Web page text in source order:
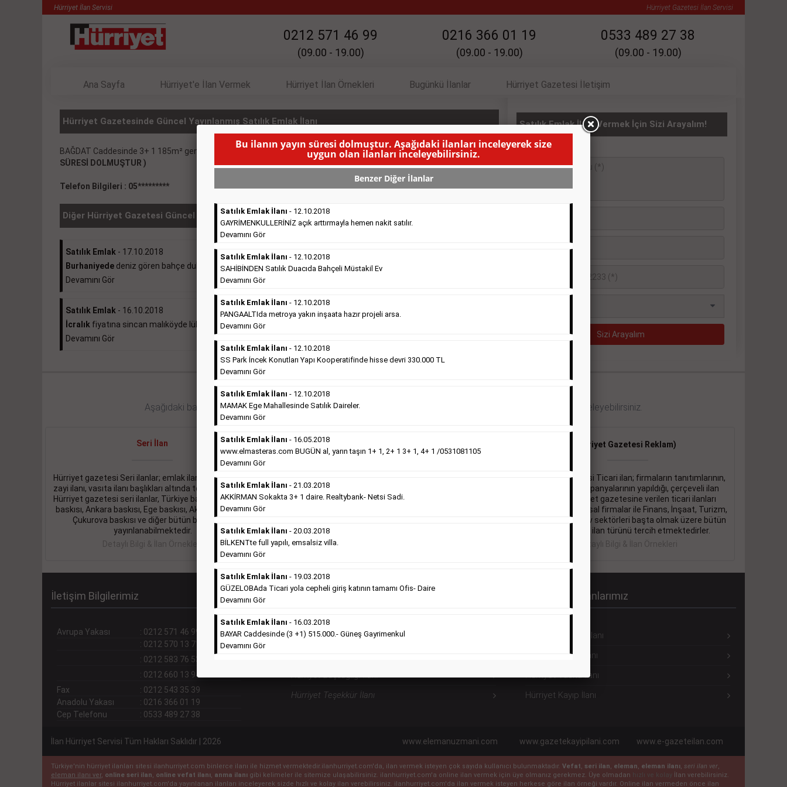
Hürriyet İlan Servisi Hürriyet Gazetesi İlan Servisi
0212 571 46 99
(09.00 - 19.00)
0216 366 01 19
(09.00 - 19.00)
0533 489 27 38
(09.00 - 19.00)
Ana Sayfa Hürriyet'e İlan Vermek Hürriyet İlan Örnekleri Bugünkü İlanlar Hürriyet Gazetesi İletişim
Hürriyet Gazetesinde Güncel Yayınlanmış Satılık Emlak İlanı
BAĞDAT Caddesinde 3+ 1 185m² geniş salonlu köşe daire otoparklı asansörlü $- GYD:( BU İLANIN YAYINLANMA
SÜRESİ DOLMUŞTUR )
Telefon Bilgileri : 05*********
Diğer Hürriyet Gazetesi Güncel İlanlar
Satılık Emlak - 17.10.2018
Burhaniyede deniz gören bahçe dubleksi 370.000e ...
Devamını Gör
Belediyesitesinde süper kelepir 415.000e ...
Satılık Emlak - 16.10.2018
İcralık fiyatına sincan malıköyde lüks daire ...
Devamını Gör
Satılık Emlak - 12.10.2018
Satılık Emlak İlanı Vermek İçin Sizi Arayalım!
Aşağıdaki bağlantıları takip ederek Hürriyet gazetesi ilan türleri hakkında detaylara ulaşabilir, ilan örneklerini inceleyebilirsiniz.
Seri İlan
Hürriyet gazetesi Seri ilanlar; emlak ilanı, eleman ilanı,
zayi ilanı, vasıta ilanı başlıkları altında toplanmaktadır.
Hürriyet gazetesi seri ilanlar, Türkiye baskısı, İstanbul
baskısı, Ankara baskısı, Ege baskısı, Akdeniz baskısı,
Çukurova baskısı ve diğer bütün bölgelerde
yayınlanabilmektedir.
Detaylı Bilgi & İlan Örnekleri
Sosyal İlan
türü altında vefat ilanı anma ilan, başsağlığı ilanı,
teşekkür ilanı vb. ilan türleri toplanmaktadır. Ticari
(Hürriyet Gazetesi Reklam)
Hürriyet gazetesi Ticari ilan; firmaların tanıtımlarının,
duyuru ve kampanyalarının yapıldığı, çerçeveli ilan
çeşididir.Hüriyet gazetesine verilen ticari ilanları
genellikle kurumsal firmalar ile Finans, İnşaat, Turizm,
Eğitim, Otomotiv sektörleri başta olmak üzere bütün
sektörler bu ilan türünü tercih etmektedirler.
Detaylı Bilgi & İlan Örnekleri
İletişim Bilgilerimiz
Avrupa Yakası : 0212 571 46 99 (pbx)
: 0212 570 13 71
: 0212 583 76 53
: 0212 660 13 94
Fax
: 0212 543 35 39
Anadolu Yakası
: 0216 366 01 19
Cep Telefonu
: 0533 489 27 38
Hürriyet Sosyal İlanlarımız
Hürriyet Vefat İlanı
Hürriyet Başsağlığı İlanı
Hürriyet Teşekkür İlanı
Hürriyet Seri İlanlarımız
Hürriyet Eleman İlanı
Hürriyet Emlak İlanı
Hürriyet Vasıta İlanı
Hürriyet Kayıp İlanı
İlan Hürriyet Servisi Tüm Hakları Saklıdır | 2026 www.elemanuzmani.com www.gazetekayipilani.com www.e-gazeteilan.com
Türkiye'nin hürriyet ilanları sitesi ilanhurriyet.com binlerce ilanı ile hizmet vermektedir.ilanhurriyet.com'da, ilan vermek isteyen çok sayıda kullanıcı bulunmaktadır. Vefat, seri ilan, eleman, eleman ilanı, seri ilan ver,
eleman ilanı ver, online seri ilan, online vefat ilanı, anma ilanı gibi kelimeler ile sitemize ulaşabilirsiniz. ilanhurriyet.com'a online ilan vermek için üye olmanız gerekmez. Üye olmadan
İlan verebilirsiniz.
Hürriyet ilanlar sitesi ilanhurriyet.com'da yayınlanan ilanları inceleyerek sizde hızlı ve kolay ilan verebilirsiniz. ilanhurriyet.com'da ilan vermek isteyen herkese göre ilan örneği vardır. Online ilan vermeden önce ilan
Bu ilanın yayın süresi dolmuştur. Aşağıdaki ilanları inceleyerek size
uygun olan ilanları inceleyebilirsiniz.
Benzer Diğer İlanlar
Satılık Emlak İlanı - 12.10.2018
GAYRİMENKULLERİNİZ açık arttırmayla hemen nakit satılır.
Devamını Gör
Satılık Emlak İlanı - 12.10.2018
SAHİBİNDEN Satılık Duacıda Bahçeli Müstakil Ev
Devamını Gör
Satılık Emlak İlanı - 12.10.2018
PANGAALTIda metroya yakın inşaata hazır projeli arsa.
Devamını Gör
Satılık Emlak İlanı - 12.10.2018
SS Park İncek Konutları Yapı Kooperatifinde hisse devri 330.000 TL
Devamını Gör
Satılık Emlak İlanı - 12.10.2018
MAMAK Ege Mahallesinde Satılık Daireler.
Devamını Gör
Satılık Emlak İlanı - 16.05.2018
www.elmasteras.com BUGÜN al, yarın taşın 1+ 1, 2+ 1 3+ 1, 4+ 1 /0531081105
Devamını Gör
Satılık Emlak İlanı - 21.03.2018
AKKİRMAN Sokakta 3+ 1 daire. Realtybank- Netsi Sadi.
Devamını Gör
Satılık Emlak İlanı - 20.03.2018
BİLKENTte full yapılı, emsalsiz villa.
Devamını Gör
Satılık Emlak İlanı - 19.03.2018
GÜZELOBAda Ticari yola cepheli giriş katının tamamı Ofis- Daire
Devamını Gör
Satılık Emlak İlanı - 16.03.2018
BAYAR Caddesinde (3 +1) 515.000.- Güneş Gayrimenkul
Devamını Gör